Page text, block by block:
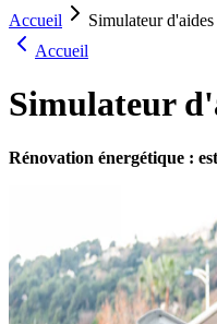
Accueil
Simulateur
Accueil
Simulateur
Rénovation énergétique :